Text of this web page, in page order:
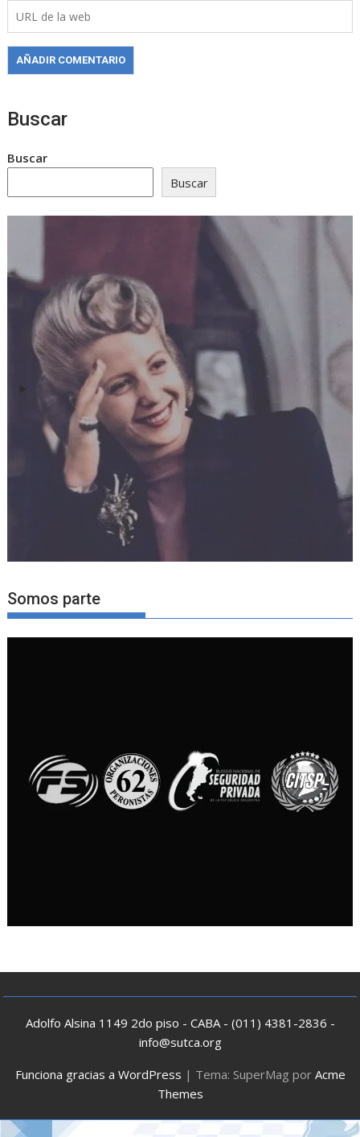
Buscar
Buscar
Buscar
Somos parte
Adolfo Alsina 1149 2do piso - CABA - (011) 4381-2836 -
info@sutca.org
Funciona gracias a WordPress | Tema: SuperMag por Acme
Themes